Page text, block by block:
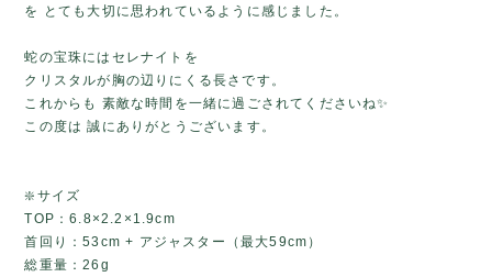
を とても大切に思われているように感じました。
蛇の宝珠にはセレナイトを
クリスタルが胸の辺りにくる長さです。
これからも 素敵な時間を一緒に過ごされてくださいね✨
この度は 誠にありがとうございます。
❇️サイズ
TOP：6.8×2.2×1.9cm
首回り：53cm + アジャスター（最大59cm）
総重量：26g